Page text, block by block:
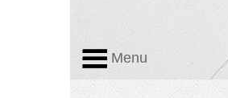
Menu